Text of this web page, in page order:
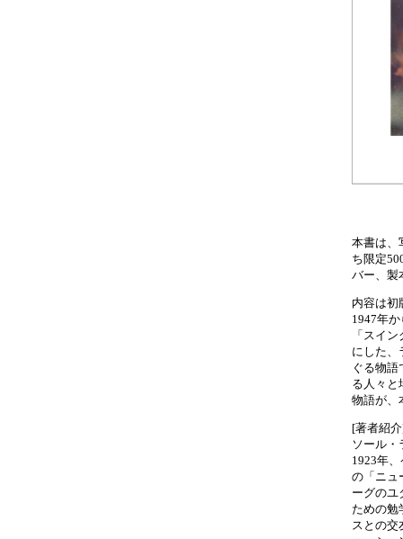
本書は、
ち限定
バー、製
内容は初
1947年
「スイ
にした、
ぐる物
る人々
物語が、
[著者紹
ソール・
1923年
の「ニュ
ーグのユ
ための勉
スとの交